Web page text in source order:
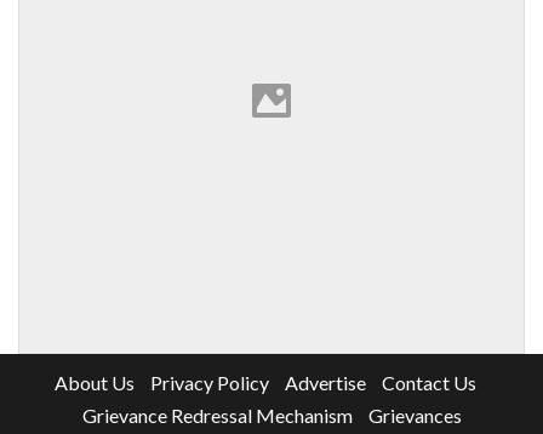
About Us Privacy Policy Advertise
Contact Us
Grievance Redressal Mechanism
Grievances